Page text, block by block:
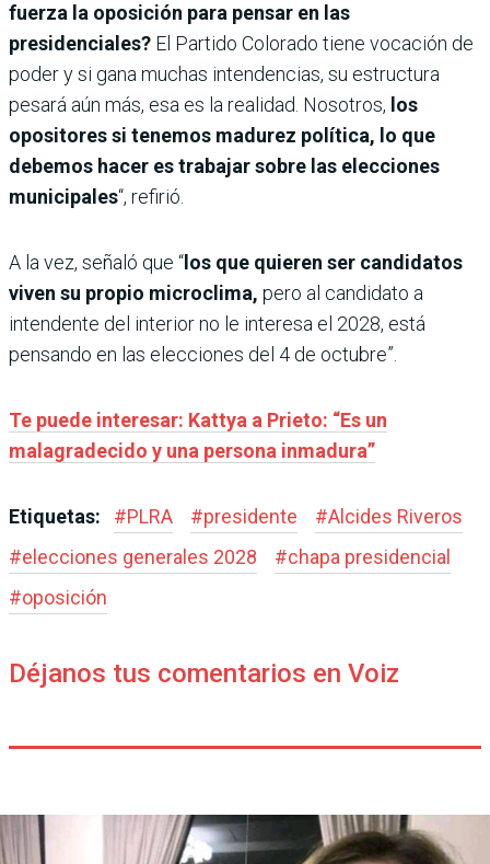
fuerza la oposición para pensar en las
presidenciales? El Partido Colorado tiene vocación de
poder y si gana muchas intendencias, su estructura
pesará aún más, esa es la realidad. Nosotros, los
opositores si tenemos madurez política, lo que
debemos hacer es trabajar sobre las elecciones
municipales“, refirió.
A la vez, señaló que “ los que quieren ser candidatos
viven su propio microclima, pero al candidato a
intendente del interior no le interesa el 2028, está
pensando en las elecciones del 4 de octubre”.
Te puede interesar: Kattya a Prieto: “Es un
malagradecido y una persona inmadura”
Etiquetas: #PLRA #presidente #Alcides Riveros
#elecciones generales 2028 #chapa presidencial
#oposición
Déjanos tus comentarios en Voiz